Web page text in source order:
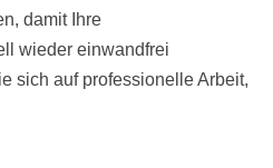
damit Ihre
wieder einwandfrei
sich auf professionelle Arbeit,